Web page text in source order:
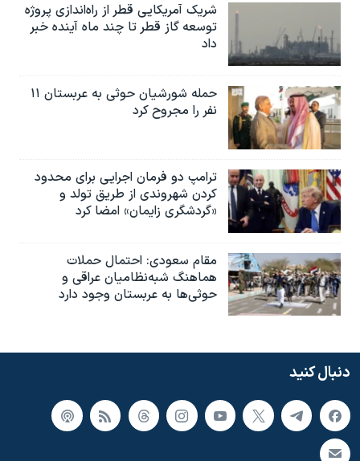
شریک آمریکایی قطر از راه‌اندازی پروژه
توسعه گاز قطر تا چند ماه آینده خبر
داد
حمله شورشیان حوثی به عربستان ۱۱
نفر را مجروح کرد
ترامپ دو فرمان اجرایی برای محدود
کردن شهروندی از طریق تولد و
«گردشگری زایمان» امضا کرد
مقام سعودی: احتمال حملات
هماهنگ شبه‌نظامیان عراقی و
حوثی‌ها به عربستان وجود دارد
دنبال کنید